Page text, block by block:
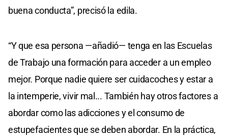
buena conducta”, precisó la edila.
“Y que esa persona —añadió— tenga en las Escuelas
de Trabajo una formación para acceder a un empleo
mejor. Porque nadie quiere ser cuidacoches y estar a
la intemperie, vivir mal... También hay otros factores a
abordar como las adicciones y el consumo de
estupefacientes que se deben abordar. En la práctica,